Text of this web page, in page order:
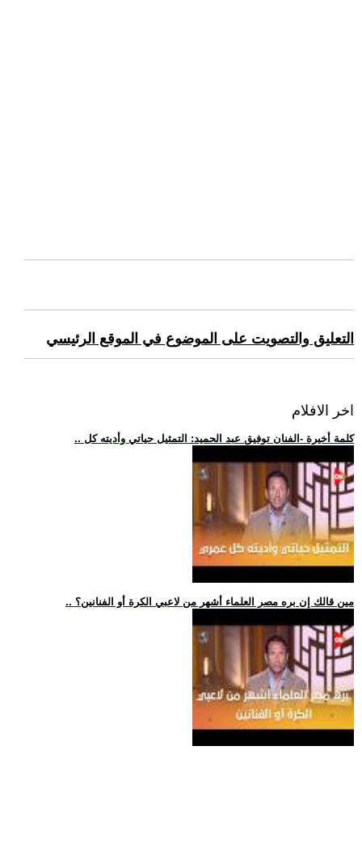
التعليق والتصويت على الموضوع في الموقع الرئيسي
اخر الافلام
.. كلمة أخيرة -الفنان توفيق عبد الحميد: التمثيل حياتي وأديته كل
.. مين قالك إن بره مصر العلماء أشهر من لاعبي الكرة أو الفنانين؟